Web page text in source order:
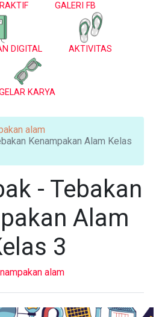
GALERI FB
DIGITAL AKTIVITAS
KARYA
alam
Kenampakan Alam Kelas
- Tebakan
Alam
3
alam